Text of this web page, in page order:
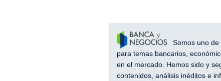
Somos uno
para temas bancarios,
en el mercado. Hemos sido y
contenidos, análisis inéditos e